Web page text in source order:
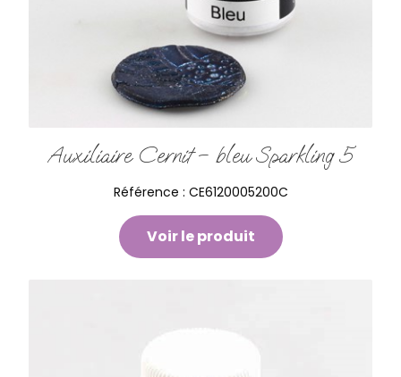
Auxiliaire Cernit – bleu Sparkling 5
Référence : CE6120005200C
Voir le produit